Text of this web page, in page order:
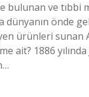
bulunan ve tıbbi
dünyanın önde
ürünleri sunan
ait? 1886